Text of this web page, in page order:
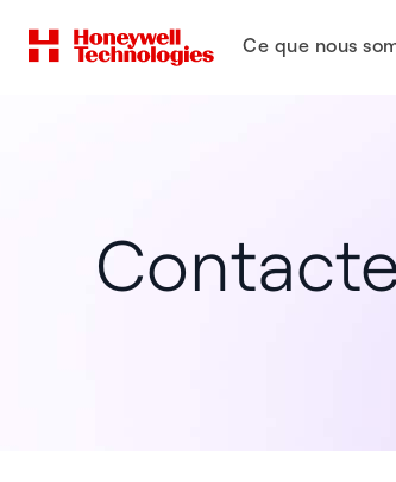
Ce que nous